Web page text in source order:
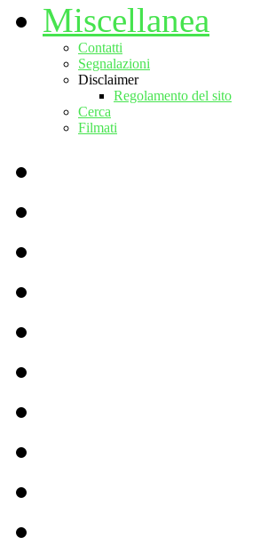
Miscellanea
Contatti
Segnalazioni
Disclaimer
Regolamento del sito
Cerca
Filmati